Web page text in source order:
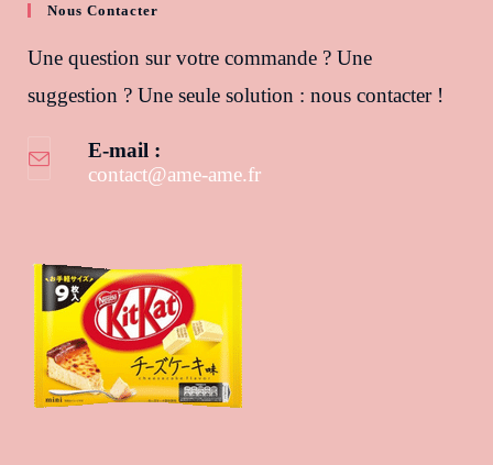
Nous Contacter
Une question sur votre commande ? Une
suggestion ? Une seule solution : nous contacter !
E-mail :
contact@ame-ame.frS’ouvre dans votre application